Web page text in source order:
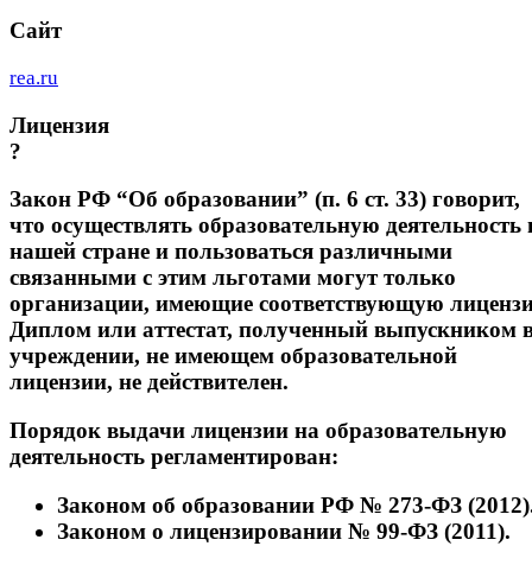
Сайт
rea.ru
Лицензия
?
Закон РФ “Об образовании” (п. 6 ст. 33) говорит,
что осуществлять образовательную деятельность
нашей стране и пользоваться различными
связанными с этим льготами могут только
организации, имеющие соответствующую
Диплом или аттестат, полученный выпускником
учреждении, не имеющем образовательной
лицензии, не действителен.
Порядок выдачи лицензии на образовательную
деятельность регламентирован:
Законом об образовании РФ № 273-ФЗ
Законом о лицензировании № 99-ФЗ (2011).